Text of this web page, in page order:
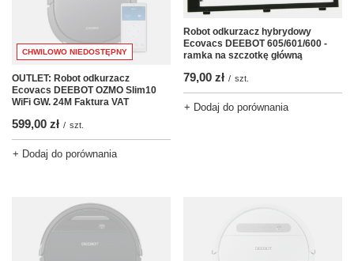
CHWILOWO NIEDOSTĘPNY
OUTLET: Robot odkurzacz
Ecovacs DEEBOT OZMO Slim10
WiFi GW. 24M Faktura VAT
599,00 zł / szt.
+ Dodaj do porównania
Robot odkurzacz hybrydowy
Ecovacs DEEBOT 605/601/600 -
ramka na szczotkę główną
79,00 zł / szt.
+ Dodaj do porównania